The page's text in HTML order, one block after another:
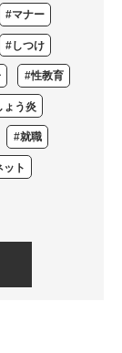
#マナー
#しつけ
#性教育
ょう炎
#就職
ット